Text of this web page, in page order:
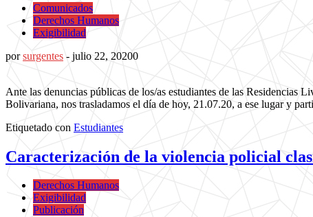
Comunicados
Derechos Humanos
Exigibilidad
porsurgentes - julio 22, 20200
Ante las denuncias públicas de los/as estudiantes de las Residencias
Bolivariana, nos trasladamos el día de hoy, 21.07.20, a ese lugar y
Etiquetado con Estudiantes
Caracterización de la violencia policial
Derechos Humanos
Exigibilidad
Publicación